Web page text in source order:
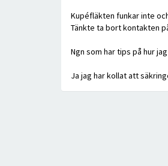
Kupéfläkten funkar inte
Tänkte ta bort kontakten
Ngn som har tips på hur
Ja jag har kollat att